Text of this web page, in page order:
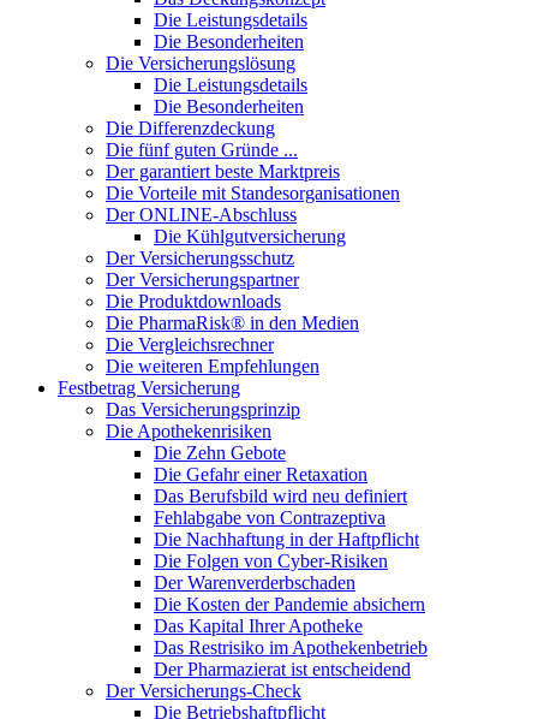
Die Leistungsdetails
Die Besonderheiten
Die Versicherungslösung
Die Leistungsdetails
Die Besonderheiten
Die Differenzdeckung
Die fünf guten Gründe ...
Der garantiert beste Marktpreis
Die Vorteile mit Standesorganisationen
Der ONLINE-Abschluss
Die Kühlgutversicherung
Der Versicherungsschutz
Der Versicherungspartner
Die Produktdownloads
Die PharmaRisk® in den Medien
Die Vergleichsrechner
Die weiteren Empfehlungen
Festbetrag Versicherung
Das Versicherungsprinzip
Die Apothekenrisiken
Die Zehn Gebote
Die Gefahr einer Retaxation
Das Berufsbild wird neu definiert
Fehlabgabe von Contrazeptiva
Die Nachhaftung in der Haftpflicht
Die Folgen von Cyber-Risiken
Der Warenverderbschaden
Die Kosten der Pandemie absichern
Das Kapital Ihrer Apotheke
Das Restrisiko im Apothekenbetrieb
Der Pharmazierat ist entscheidend
Der Versicherungs-Check
Die Betriebshaftpflicht